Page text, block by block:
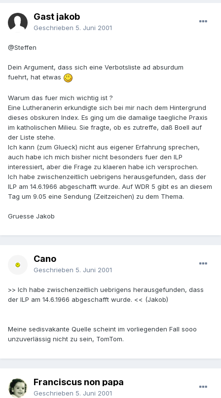
Gast jakob
Geschrieben 5. Juni 2001
@Steffen
Dein Argument, dass sich eine Verbotsliste ad absurdum
fuehrt, hat etwas
Warum das fuer mich wichtig ist ?
Eine Lutheranerin erkundigte sich bei mir nach dem Hintergrund
dieses obskuren Index. Es ging um die damalige taegliche Praxis
im katholischen Milieu. Sie fragte, ob es zutreffe, daß Boell auf
der Liste stehe.
Ich kann (zum Glueck) nicht aus eigener Erfahrung sprechen,
auch habe ich mich bisher nicht besonders fuer den ILP
interessiert, aber die Frage zu klaeren habe ich versprochen.
Ich habe zwischenzeitlich uebrigens herausgefunden, dass der
ILP am 14.6.1966 abgeschafft wurde. Auf WDR 5 gibt es an diesem
Tag um 9.05 eine Sendung (Zeitzeichen) zu dem Thema.
Gruesse Jakob
Cano
Geschrieben 5. Juni 2001
>> Ich habe zwischenzeitlich uebrigens herausgefunden, dass
der ILP am 14.6.1966 abgeschafft wurde. << (Jakob)
Meine sedisvakante Quelle scheint im vorliegenden Fall sooo
unzuverlässig nicht zu sein, TomTom.
Franciscus non papa
Geschrieben 5. Juni 2001